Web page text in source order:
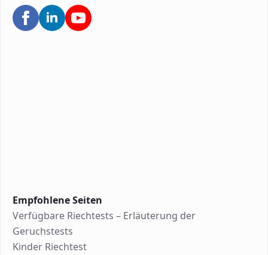
Empfohlene Seiten
Verfügbare Riechtests – Erläuterung der
Geruchstests
Kinder Riechtest